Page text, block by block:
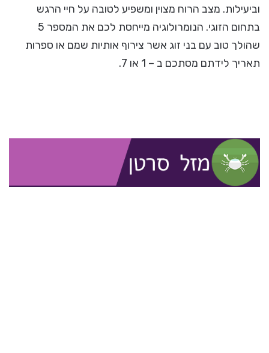
וביעילות. מצב הרוח מצוין ומשפיע לטובה על חיי הרגש
בתחום הזוגי. הנומרולוגיה מייחסת לכם את המספר 5
שהולך טוב עם בני זוג אשר צירוף אותיות שמם או ספרות
תאריך לידתם מסתכם ב – 1 או 7.